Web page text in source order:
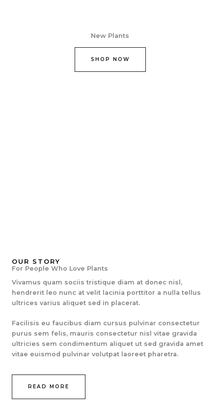
New Plants
SHOP NOW
OUR STORY
For People Who Love Plants
Vivamus quam sociis tristique diam at donec nisl,
hendrerit leo nunc at velit lacinia porttitor a nulla tellus
ultrices varius aliquet sed in placerat.
Facilisis eu faucibus diam cursus pulvinar consectetur
purus sem felis, mauris consectetur nisl vitae gravida
ultricies sem condimentum aliquet ut sed gravida amet
vitae euismod pulvinar volutpat laoreet pharetra.
READ MORE